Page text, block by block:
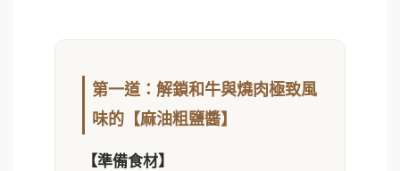
第一道：解鎖和牛與燒肉極致風
味的【麻油粗鹽醬】
【準備食材】